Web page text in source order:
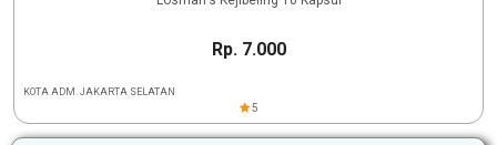
Rp. 7.000
KOTA ADM. JAKARTA SELATAN
5